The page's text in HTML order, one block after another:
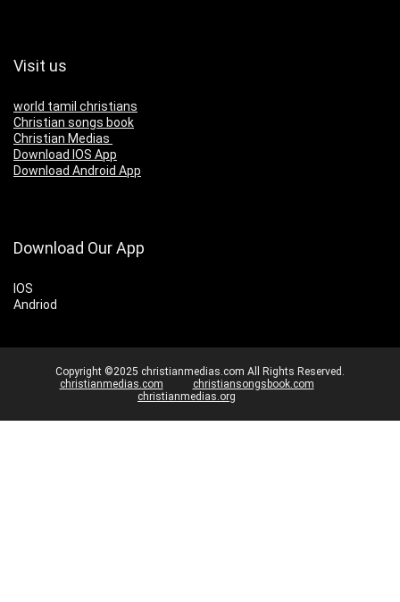
Visit us
world tamil christians
Christian songs book
Christian Medias
Download IOS App
Download Android App
Download Our App
IOS
Andriod
Copyright ©2025 christianmedias.com All Rights Reserved.
christianmedias.com
christiansongsbook.com
christianmedias.org